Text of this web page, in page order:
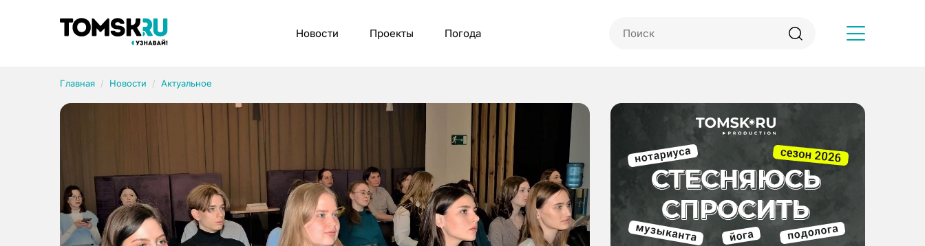
Новости Проекты Погода
Главная Новости Актуальное
Рубрики